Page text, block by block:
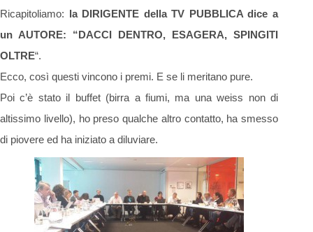
Ricapitoliamo: la DIRIGENTE della TV PUBBLICA dice a
un AUTORE: “DACCI DENTRO, ESAGERA, SPINGITI
OLTRE“.
Ecco, così questi vincono i premi. E se li meritano pure.
Poi c’è stato il buffet (birra a fiumi, ma una weiss non di
altissimo livello), ho preso qualche altro contatto, ha smesso
di piovere ed ha iniziato a diluviare.